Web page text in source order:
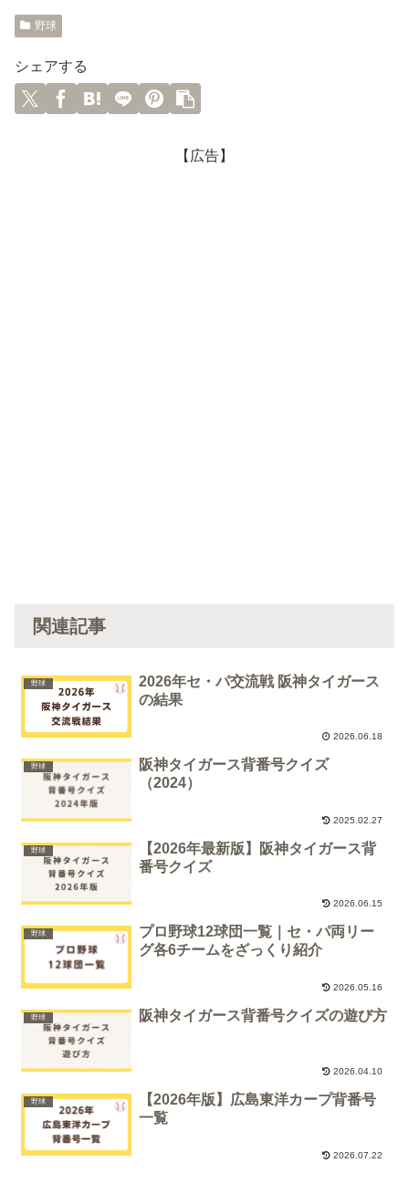
野球
シェアする
【広告】
関連記事
野球
2026年セ・パ交流戦 阪神タイガース
の結果
2026.06.18
野球
阪神タイガース背番号クイズ
（2024）
2025.02.27
野球
【2026年最新版】阪神タイガース背
番号クイズ
2026.06.15
野球
プロ野球12球団一覧｜セ・パ両リー
グ各6チームをざっくり紹介
2026.05.16
野球 阪神タイガース背番号クイズの遊び方
2026.04.10
野球
【2026年版】広島東洋カープ背番号
一覧
2026.07.22